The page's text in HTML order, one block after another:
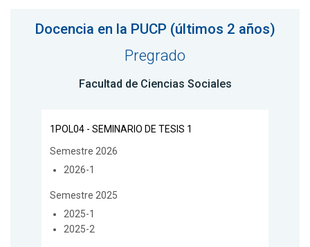
Docencia en la PUCP (últimos 2 años)
Pregrado
Facultad de Ciencias Sociales
1POL04 - SEMINARIO DE TESIS 1
Semestre 2026
2026-1
Semestre 2025
2025-1
2025-2